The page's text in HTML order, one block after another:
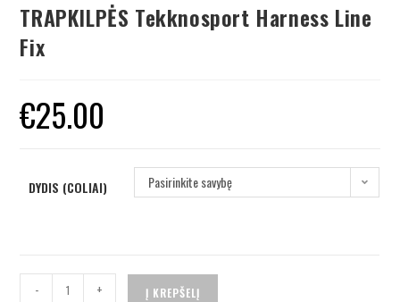
TRAPKILPĖS Tekknosport Harness Line
Fix
€25.00
DYDIS (COLIAI) Pasirinkite savybę
- + Į KREPŠELĮ